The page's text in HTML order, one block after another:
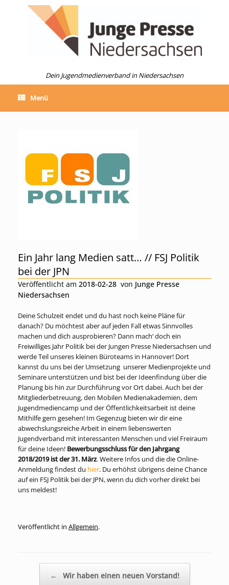
Dein Jugendmedienverband in Niedersachsen
Menü
Ein Jahr lang Medien satt… // FSJ Politik
bei der JPN
Veröffentlicht am 2018-02-28 von Junge Presse
Niedersachsen
Deine Schulzeit endet und du hast noch keine Pläne für
danach? Du möchtest aber auf jeden Fall etwas Sinnvolles
machen und dich ausprobieren? Dann mach‘ doch ein
Freiwilliges Jahr Politik bei der Jungen Presse Niedersachsen und
werde Teil unseres kleinen Büroteams in Hannover! Dort
kannst du uns bei der Umsetzung unserer Medienprojekte und
Seminare unterstützen und bist bei der Ideenfindung über die
Planung bis hin zur Durchführung vor Ort dabei. Auch bei der
Mitgliederbetreuung, den Mobilen Medienakademien, dem
Jugendmediencamp und der Öffentlichkeitsarbeit ist deine
Mithilfe gern gesehen! Im Gegenzug bieten wir dir eine
abwechslungsreiche Arbeit in einem liebenswerten
Jugendverband mit interessanten Menschen und viel Freiraum
für deine Ideen! Bewerbungsschluss für den Jahrgang
2018/2019 ist der 31. März. Weitere Infos und die die Online-
Anmeldung findest du hier. Du erhöhst übrigens deine Chance
auf ein FSJ Politik bei der JPN, wenn du dich vorher direkt bei
uns meldest!
Veröffentlicht in Allgemein.
← Wir haben einen neuen Vorstand!